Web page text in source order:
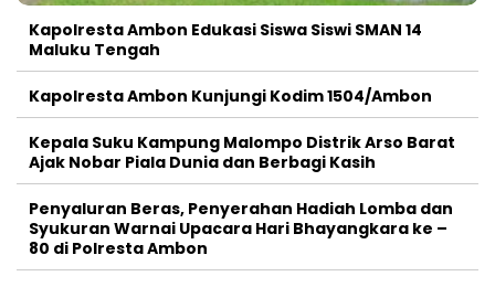
Kapolresta Ambon Edukasi Siswa Siswi SMAN 14
Maluku Tengah
Kapolresta Ambon Kunjungi Kodim 1504/Ambon
Kepala Suku Kampung Malompo Distrik Arso Barat
Ajak Nobar Piala Dunia dan Berbagi Kasih
Penyaluran Beras, Penyerahan Hadiah Lomba dan
Syukuran Warnai Upacara Hari Bhayangkara ke –
80 di Polresta Ambon